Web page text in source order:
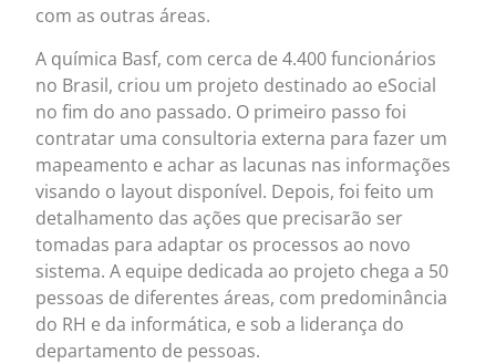
com as outras áreas.
A química Basf, com cerca de 4.400 funcionários
no Brasil, criou um projeto destinado ao eSocial
no fim do ano passado. O primeiro passo foi
contratar uma consultoria externa para fazer um
mapeamento e achar as lacunas nas informações
visando o layout disponível. Depois, foi feito um
detalhamento das ações que precisarão ser
tomadas para adaptar os processos ao novo
sistema. A equipe dedicada ao projeto chega a 50
pessoas de diferentes áreas, com predominância
do RH e da informática, e sob a liderança do
departamento de pessoas.